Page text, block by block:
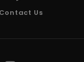
Contact Us